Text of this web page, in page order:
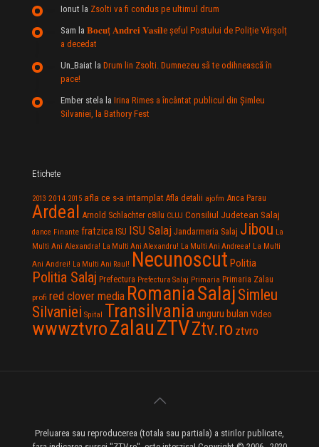
Ionut la Zsolti va fi condus pe ultimul drum
Sam la 𝐁𝐨𝐜𝐮ț 𝐀𝐧𝐝𝐫𝐞𝐢 𝐕𝐚𝐬𝐢𝐥e şeful Postului de Poliție Vârșolț
a decedat
Un_Baiat la Drum lin Zsolti. Dumnezeu sã te odihneascã în
pace!
Ember stela la Irina Rimes a încântat publicul din Şimleu
Silvaniei, la Bathory Fest
Etichete
2013 2014 2015 afla ce s-a intamplat Afla detalii ajofm Anca Parau
Ardeal Arnold Schlachter c8ilu CLUJ Consiliul Judetean Salaj
dance Finante fratzica ISU ISU Salaj Jandarmeria Salaj Jibou La
Multi Ani Alexandra! La Multi Ani Alexandru! La Multi Ani Andreea! La Multi
Ani Andrei! La Multi Ani Raul! Necunoscut Politia
Politia Salaj Prefectura Prefectura Salaj Primaria Primaria Zalau
profi red clover media RomaniaSalaj Simleu
Silvaniei Spital Transilvania unguru bulan Video
wwwztvroZalauZTVZtv.ro ztvro
Preluarea sau reproducerea (totala sau partiala) a stirilor publicate,